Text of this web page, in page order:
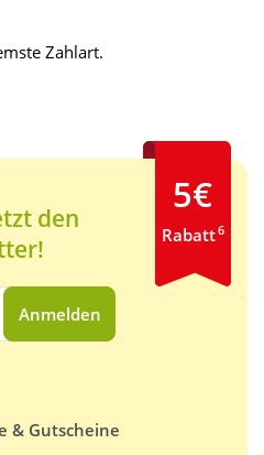
Zahlart.
den
Anmelden
& Gutscheine
5€
Rabatt6